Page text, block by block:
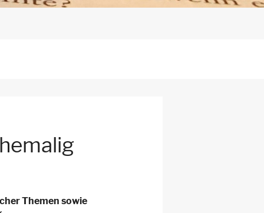
Themen sowie